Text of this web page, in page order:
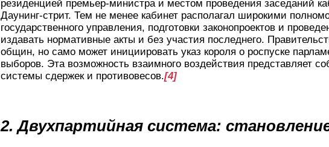
резиденцией премьер-министра и местом проведения заседаний
Даунинг-стрит. Тем не менее кабинет располагал широкими
государственного управления, подготовки законопроектов и
издавать нормативные акты и без участия последнего.
общин, но само может инициировать указ короля о роспуске
выборов. Эта возможность взаимного воздействия представляет
системы сдержек и противовесов.[4]
2. Двухпартийная система: